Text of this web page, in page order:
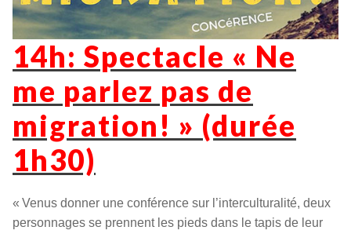
14h: Spectacle « Ne
me parlez pas de
migration! » (durée
1h30)
« Venus donner une conférence sur l’interculturalité, deux
personnages se prennent les pieds dans le tapis de leur